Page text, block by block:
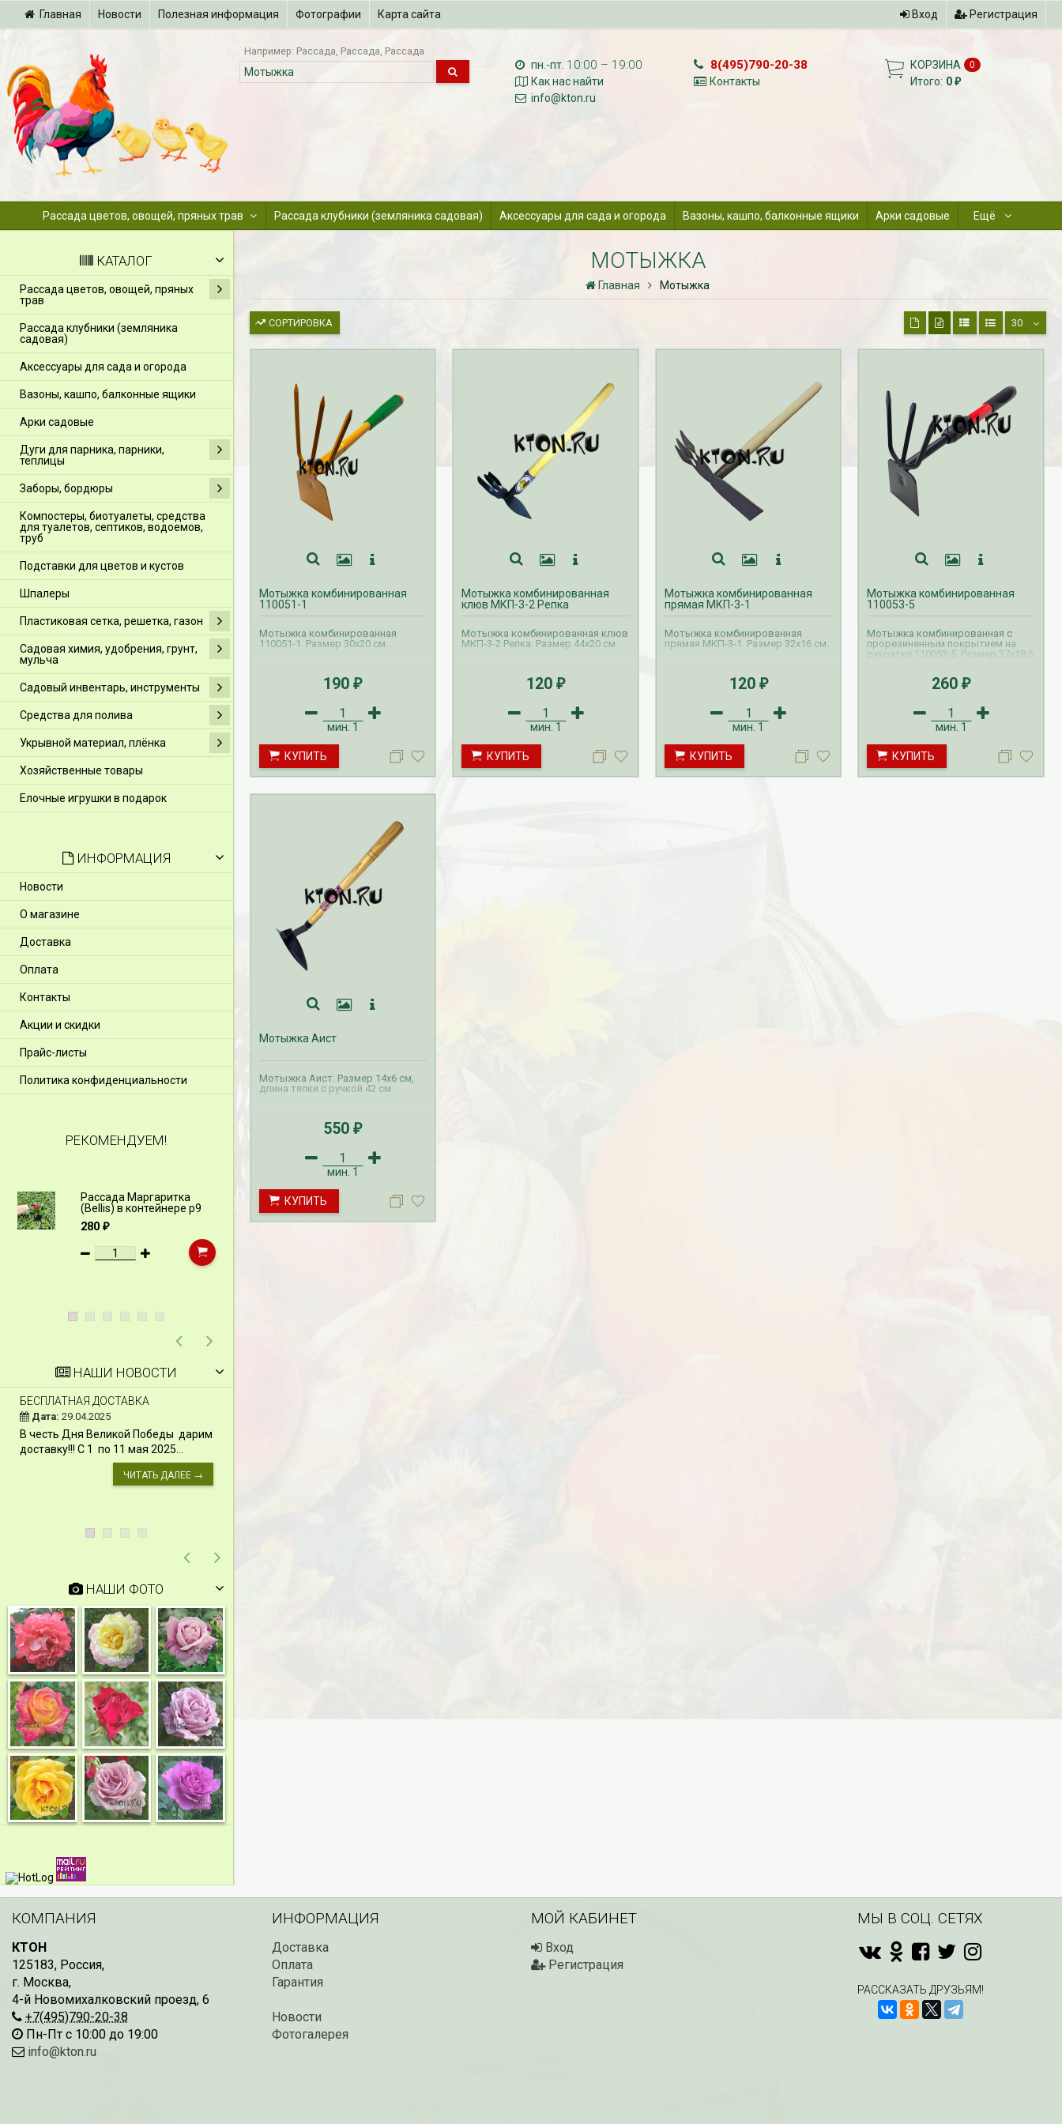
Главная Новости Полезная информация Фотографии Карта сайта Вход Регистрация
Например: Рассада Рассада Рассада
пн.-пт. 10:00 – 19:00
Как нас найти
info@kton.ru
8(495)790-20-38
Контакты
КОРЗИНА 0
Итого: 0₽
Рассада цветов, овощей, пряных трав Рассада клубники (земляника садовая) Аксессуары для сада и огорода Вазоны, кашпо, балконные ящики Арки садовые Ещё
КАТАЛОГ
Рассада цветов, овощей, пряных
трав
Рассада клубники (земляника
садовая)
Аксессуары для сада и огорода
Вазоны, кашпо, балконные ящики
Арки садовые
Дуги для парника, парники,
теплицы
Заборы, бордюры
Компостеры, биотуалеты, средства
для туалетов, септиков, водоемов,
труб
Подставки для цветов и кустов
Шпалеры
Пластиковая сетка, решетка, газон
Садовая химия, удобрения, грунт,
мульча
Садовый инвентарь, инструменты
Средства для полива
Укрывной материал, плёнка
Хозяйственные товары
Елочные игрушки в подарок
ИНФОРМАЦИЯ
Новости
О магазине
Доставка
Оплата
Контакты
Акции и скидки
Прайс-листы
Политика конфиденциальности
РЕКОМЕНДУЕМ!
Рассада Маргаритка
(Bellis) в контейнере p9
280₽
Рассада Незабудка
(Myosotis) в контейнере
НАШИ НОВОСТИ
БЕСПЛАТНАЯ ДОСТАВКА
Дата: 29.04.2025
В честь Дня Великой Победы дарим
доставку!!! С 1 по 11 мая 2025...
ЧИТАТЬ ДАЛЕЕ →
НАШИ ФОТО
МОТЫЖКА
Главная Мотыжка
СОРТИРОВКА 30
Мотыжка комбинированная
110051-1
Мотыжка комбинированная
110051-1. Размер 30х20 см.
190₽
мин. 1
КУПИТЬ
Мотыжка комбинированная
клюв МКП-3-2 Репка
Мотыжка комбинированная клюв
МКП-3-2 Репка. Размер 44х20 см.
120₽
мин. 1
КУПИТЬ
Мотыжка комбинированная
прямая МКП-3-1
Мотыжка комбинированная
прямая МКП-3-1. Размер 32х16 см.
120 ₽
мин. 1
КУПИТЬ
Мотыжка комбинированная
110053-5
Мотыжка комбинированная с
прорезиненным покрытием на
рукоятке 110053-5. Размер 37х18,5
260₽
мин. 1
КУПИТЬ
Мотыжка Аист
Мотыжка Аист. Размер 14х6 см,
длина тяпки с ручкой 42 см.
550₽
мин. 1
КУПИТЬ
КОМПАНИЯ
КТОН
125183, Россия,
г. Москва,
4-й Новомихалковский проезд, 6
+7(495)790-20-38
Пн-Пт с 10:00 до 19:00
info@kton.ru
ИНФОРМАЦИЯ
Доставка
Оплата
Гарантия
Новости
Фотогалерея
МОЙ КАБИНЕТ
Вход
Регистрация
МЫ В СОЦ. СЕТЯХ
РАССКАЗАТЬ ДРУЗЬЯМ!